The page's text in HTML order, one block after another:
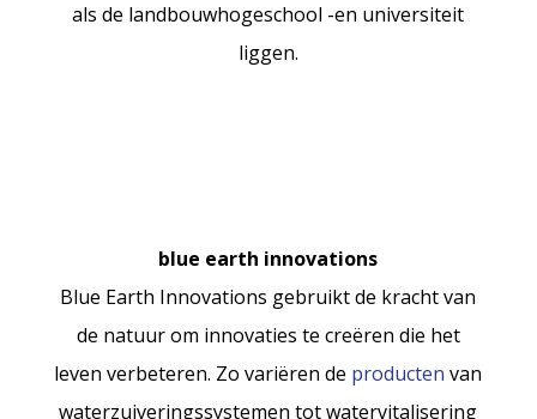
als de landbouwhogeschool -en universiteit
liggen.
blue earth innovations
Blue Earth Innovations gebruikt de kracht van
de natuur om innovaties te creëren die het
leven verbeteren. Zo variëren de producten van
waterzuiveringssystemen tot watervitalisering